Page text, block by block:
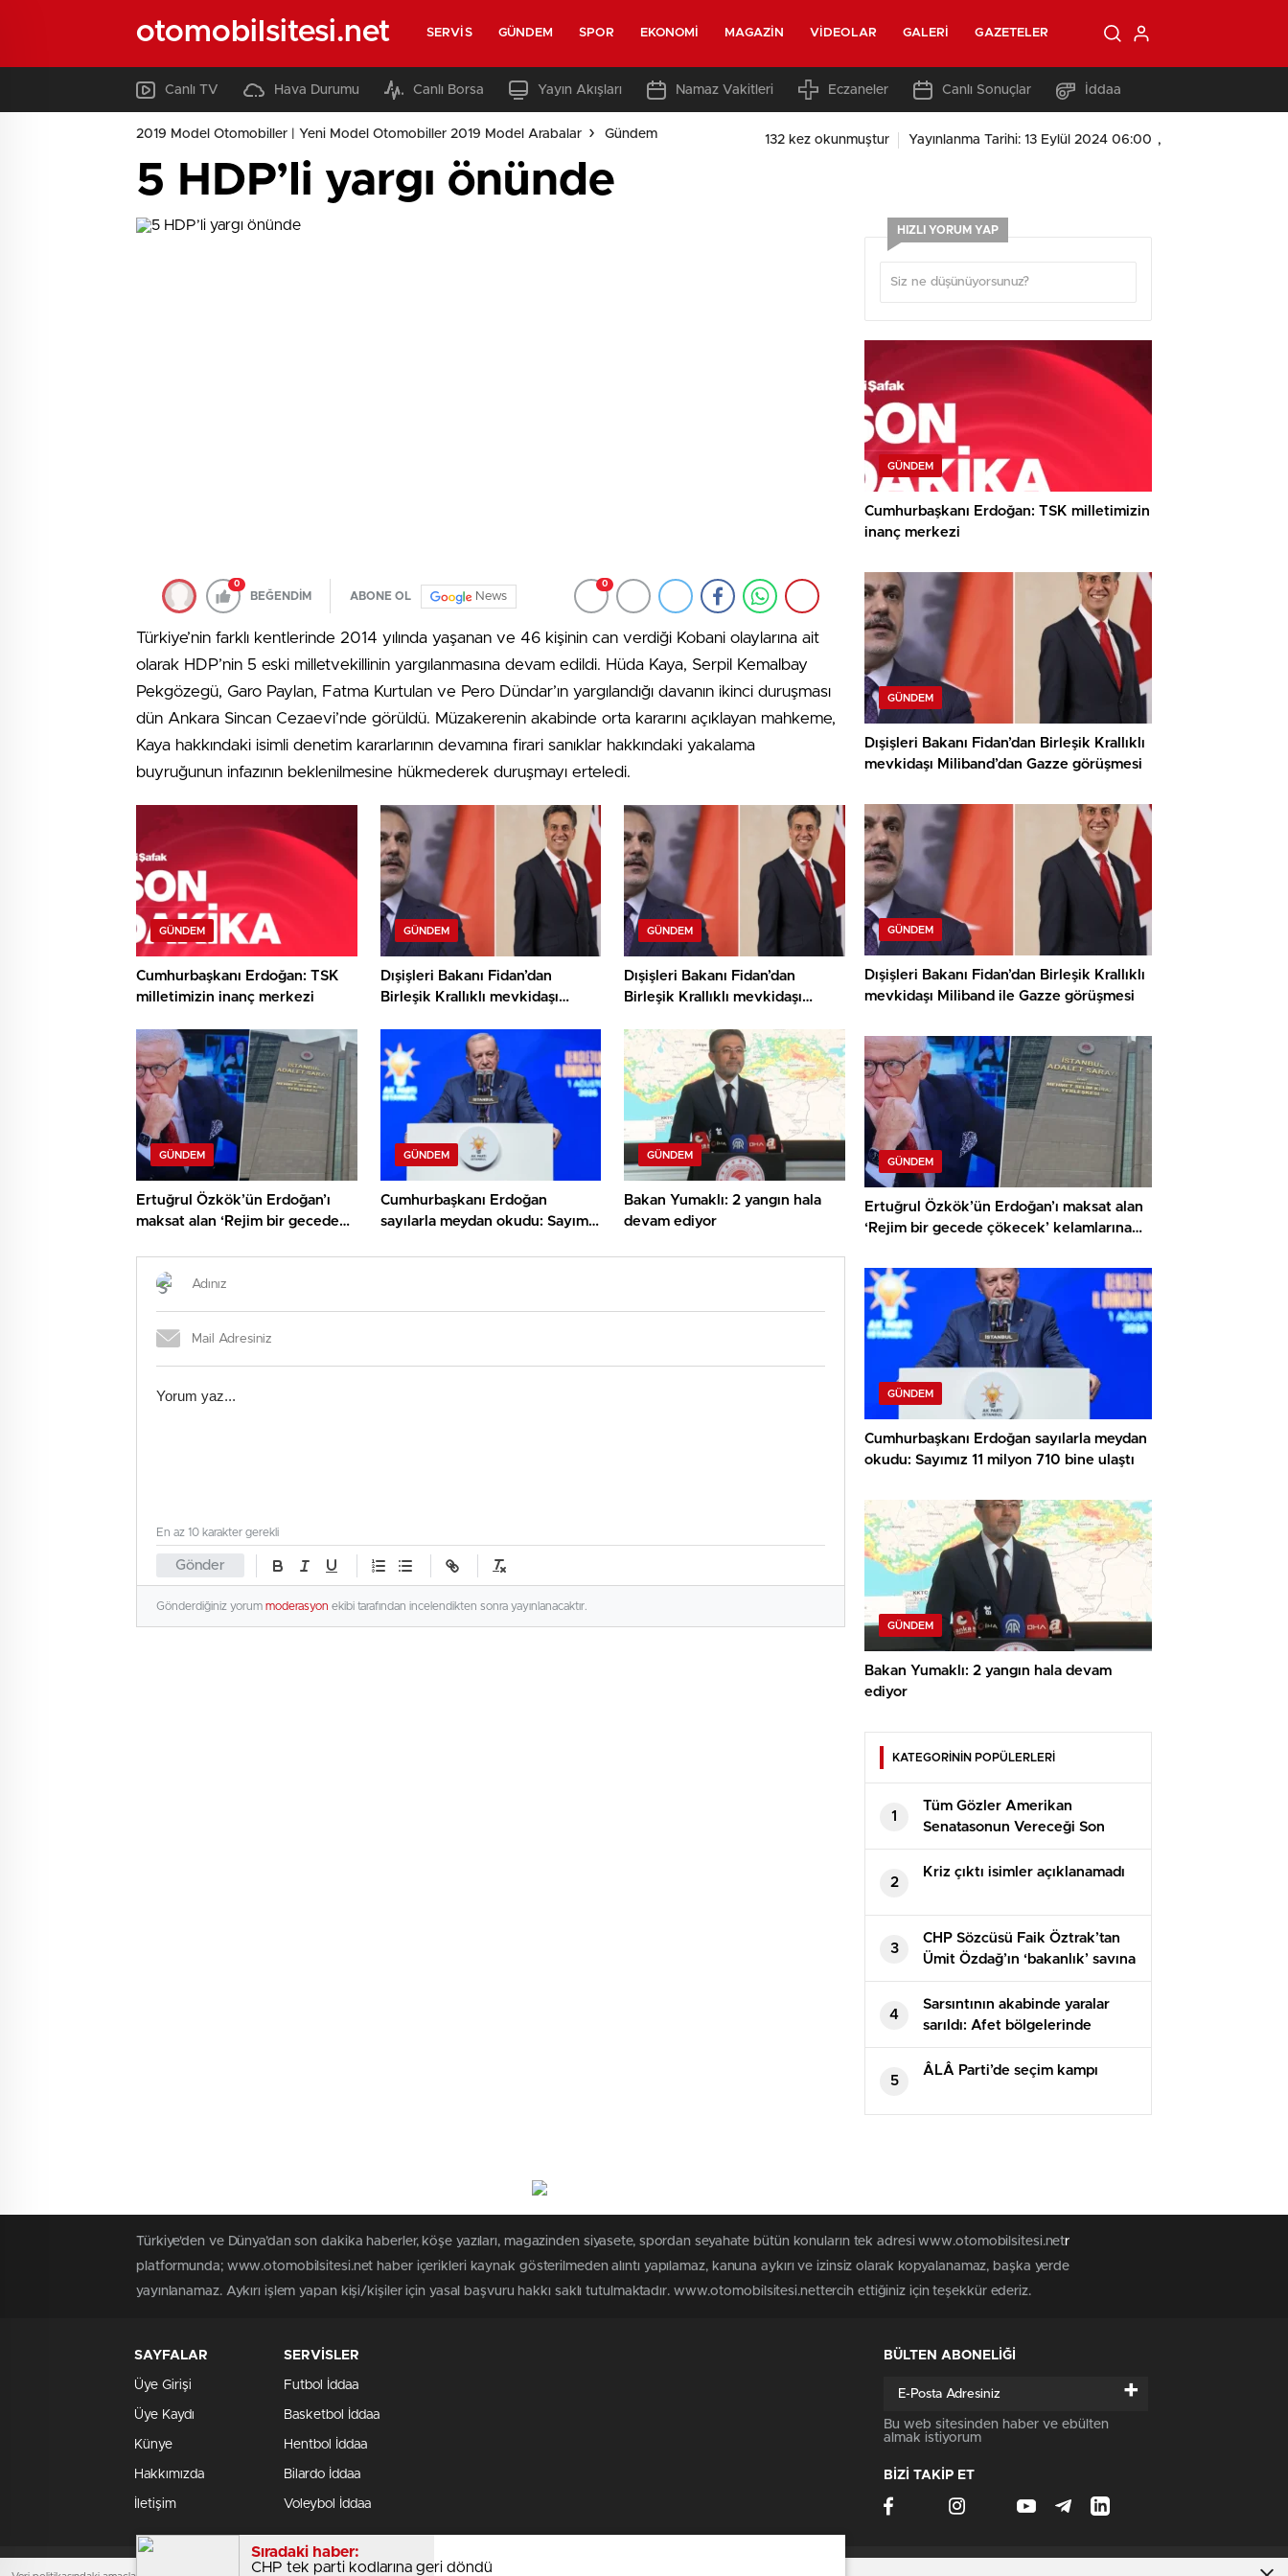
otomobilsitesi.net SERVIS GÜNDEM SPOR EKONOMI MAGAZIN VIDEOLAR GALERI GAZETELER
Canlı TV Hava Durumu Canlı Borsa Yayın Akışları Namaz Vakitleri Eczaneler Canlı Sonuçlar İddaa
,
2019 Model Otomobiller | Yeni Model Otomobiller 2019 Model Arabalar Gündem 132 kez okunmuştur Yayınlanma Tarihi: 13 Eylül 2024 06:00
5 HDP’li yargı önünde
0
BEĞENDİM ABONE OL News
0
Türkiye’nin farklı kentlerinde 2014 yılında yaşanan ve 46 kişinin can verdiği Kobani olaylarına ait
olarak HDP’nin 5 eski milletvekillinin yargılanmasına devam edildi. Hüda Kaya, Serpil Kemalbay
Pekgözegü, Garo Paylan, Fatma Kurtulan ve Pero Dündar’ın yargılandığı davanın ikinci duruşması
dün Ankara Sincan Cezaevi’nde görüldü. Müzakerenin akabinde orta kararını açıklayan mahkeme,
Kaya hakkındaki isimli denetim kararlarının devamına firari sanıklar hakkındaki yakalama
buyruğunun infazının beklenilmesine hükmederek duruşmayı erteledi.
GÜNDEM
Cumhurbaşkanı Erdoğan: TSK
milletimizin inanç merkezi
GÜNDEM
Dışişleri Bakanı Fidan’dan
Birleşik Krallıklı mevkidaşı
GÜNDEM
Dışişleri Bakanı Fidan’dan
Birleşik Krallıklı mevkidaşı
GÜNDEM
Ertuğrul Özkök’ün Erdoğan’ı
maksat alan ‘Rejim bir gecede
GÜNDEM
Cumhurbaşkanı Erdoğan
sayılarla meydan okudu: Sayımız
GÜNDEM
Bakan Yumaklı: 2 yangın hala
devam ediyor
Gönder
En az 10 karakter gerekli
Gönderdiğiniz yorum moderasyon ekibi tarafından incelendikten sonra yayınlanacaktır.
Sıradaki haber:
CHP tek parti kodlarına geri döndü
HIZLI YORUM YAP
GÜNDEM
Cumhurbaşkanı Erdoğan: TSK milletimizin
inanç merkezi
GÜNDEM
Dışişleri Bakanı Fidan’dan Birleşik Krallıklı
mevkidaşı Miliband’dan Gazze görüşmesi
GÜNDEM
Dışişleri Bakanı Fidan’dan Birleşik Krallıklı
mevkidaşı Miliband ile Gazze görüşmesi
GÜNDEM
Ertuğrul Özkök’ün Erdoğan’ı maksat alan
‘Rejim bir gecede çökecek’ kelamlarına
GÜNDEM
Cumhurbaşkanı Erdoğan sayılarla meydan
okudu: Sayımız 11 milyon 710 bine ulaştı
GÜNDEM
Bakan Yumaklı: 2 yangın hala devam
ediyor
KATEGORİNİN POPÜLERLERİ
1
Tüm Gözler Amerikan
Senatasonun Vereceği Son
Kararda
2
Kriz çıktı isimler açıklanamadı
3
CHP Sözcüsü Faik Öztrak’tan
Ümit Özdağ’ın ‘bakanlık’ savına
yalanlama: İki protokolde de bu
türlü bir husus yok
4
Sarsıntının akabinde yaralar
sarıldı: Afet bölgelerinde
yapılan yaklaşık 45 bin konut
vatandaşlara teslim edildi
5
ÂLÂ Parti’de seçim kampı
Türkiye'den ve Dünya’dan son dakika haberler, köşe yazıları, magazinden siyasete, spordan seyahate bütün konuların tek adresi www.otomobilsitesi.netr
platformunda; www.otomobilsitesi.net haber içerikleri kaynak gösterilmeden alıntı yapılamaz, kanuna aykırı ve izinsiz olarak kopyalanamaz, başka yerde
yayınlanamaz. Aykırı işlem yapan kişi/kişiler için yasal başvuru hakkı saklı tutulmaktadır. www.otomobilsitesi.nettercih ettiğiniz için teşekkür ederiz.
SAYFALAR
Üye Girişi
Üye Kaydı
Künye
Hakkımızda
İletişim
SERVİSLER
Futbol İddaa
Basketbol İddaa
Hentbol İddaa
Bilardo İddaa
Voleybol İddaa
BÜLTEN ABONELİĞİ
+
Bu web sitesinden haber ve ebülten
almak istiyorum
BİZİ TAKİP ET
www.otomobilsitesi.net